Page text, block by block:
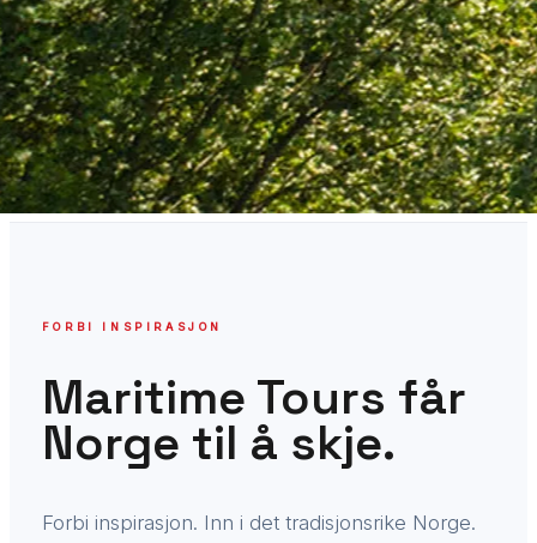
FORBI INSPIRASJON
Maritime Tours får
Norge til å skje.
Forbi inspirasjon. Inn i det tradisjonsrike Norge.